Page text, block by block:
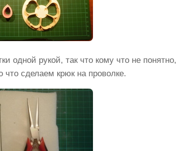
одной рукой, так что кому что не понятно,
что сделаем крюк на проволке.